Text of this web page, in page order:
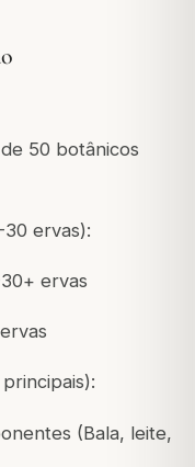
50 botânicos
ervas):
ervas
(Bala, leite,